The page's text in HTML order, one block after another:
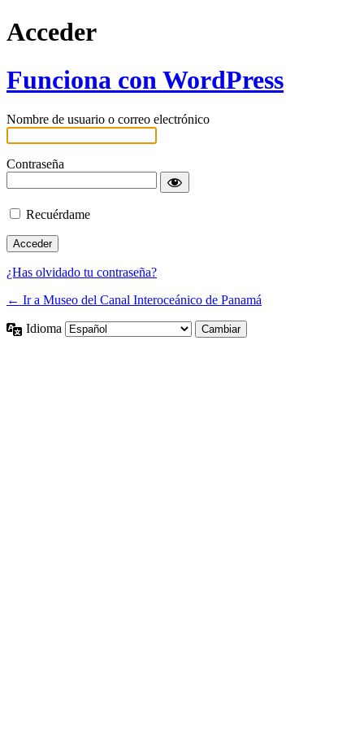
Acceder
Funciona con WordPress
Nombre de usuario o correo electrónico
Contraseña
Recuérdame
¿Has olvidado tu contraseña?
← Ir a Museo del Canal Interoceánico de Panamá
Idioma